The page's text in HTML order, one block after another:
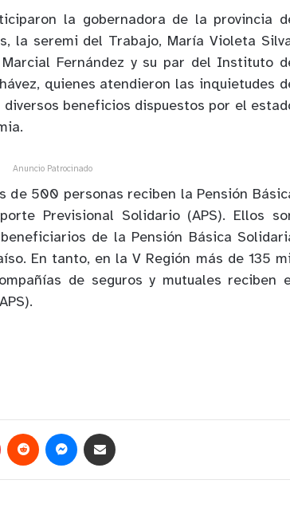
la gobernadora de la provincia
la seremi del Trabajo, María Violeta
Fernández y su par del Instituto
quienes atendieron las inquietudes
beneficios dispuestos por el
Anuncio Patrocinado
de 500 personas reciben la Pensión
Previsional Solidario (APS). Ellos
de la Pensión Básica
En tanto, en la V Región más de 135
de seguros y mutuales reciben